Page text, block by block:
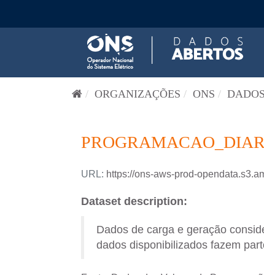
ORGANIZAÇÕES ONS
URL: https://ons-aws-prod-
Dataset description:
Dados de carga e geração
dados disponibilizados fazem